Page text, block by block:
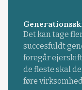
Det kan tage
succesfuldt
foregår
de fleste skal
føre